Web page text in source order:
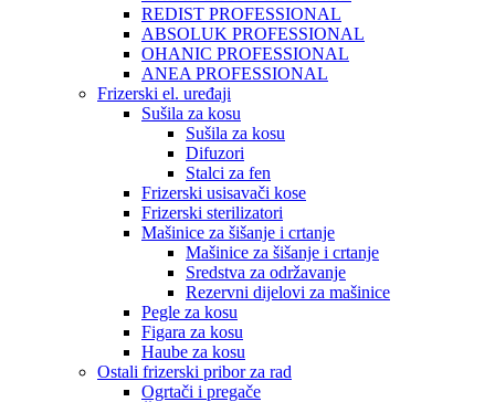
REDIST PROFESSIONAL
ABSOLUK PROFESSIONAL
OHANIC PROFESSIONAL
ANEA PROFESSIONAL
Frizerski el. uređaji
Sušila za kosu
Sušila za kosu
Difuzori
Stalci za fen
Frizerski usisavači kose
Frizerski sterilizatori
Mašinice za šišanje i crtanje
Mašinice za šišanje i crtanje
Sredstva za održavanje
Rezervni dijelovi za mašinice
Pegle za kosu
Figara za kosu
Haube za kosu
Ostali frizerski pribor za rad
Ogrtači i pregače